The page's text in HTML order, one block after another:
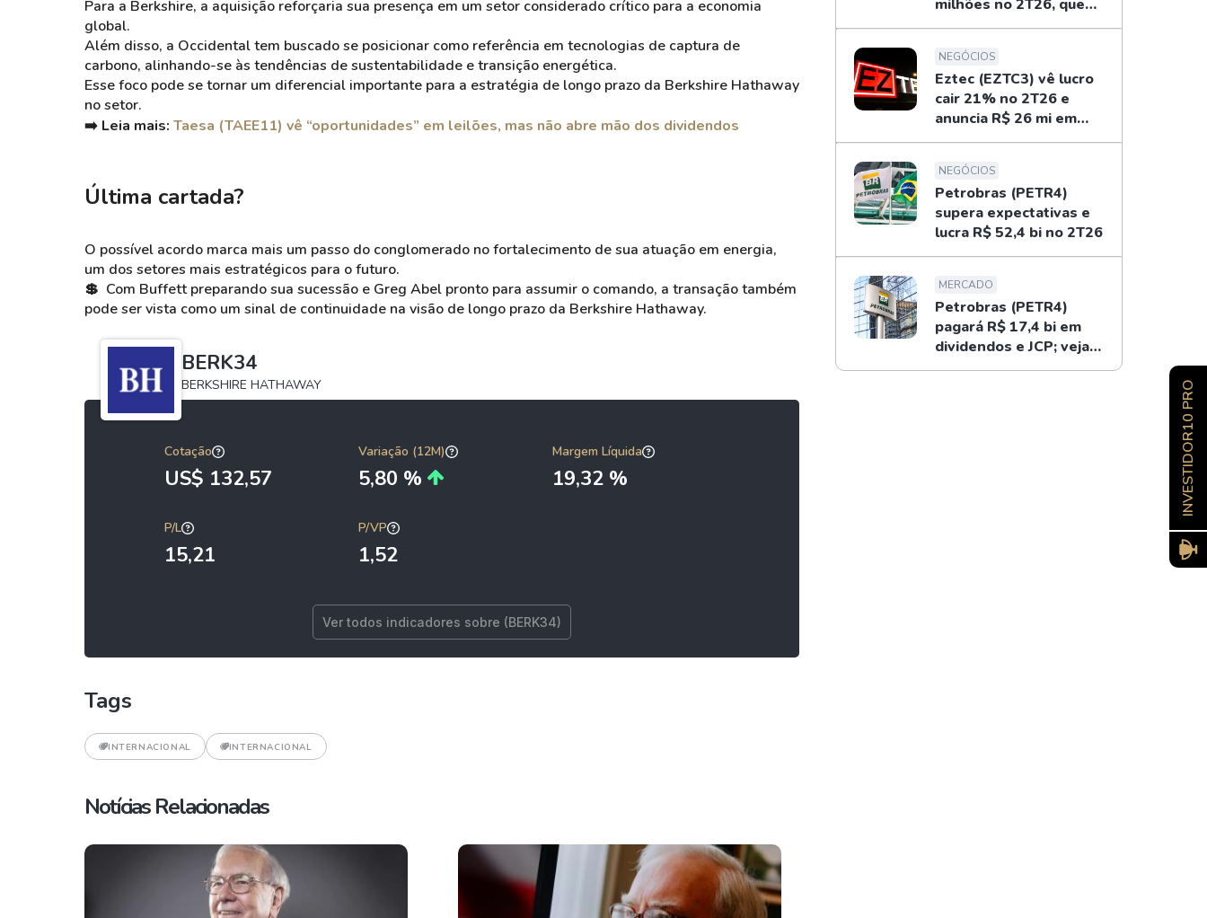
Para a Berkshire, a aquisição reforçaria sua presença em um setor considerado crítico para a economia
global.
Além disso, a Occidental tem buscado se posicionar como referência em tecnologias de captura de
carbono, alinhando-se às tendências de sustentabilidade e transição energética.
Esse foco pode se tornar um diferencial importante para a estratégia de longo prazo da Berkshire Hathaway
no setor.
➡️ Leia mais: Taesa (TAEE11) vê “oportunidades” em leilões, mas não abre mão dos dividendos
Última cartada?
O possível acordo marca mais um passo do conglomerado no fortalecimento de sua atuação em energia,
um dos setores mais estratégicos para o futuro.
💲 Com Buffett preparando sua sucessão e Greg Abel pronto para assumir o comando, a transação também
pode ser vista como um sinal de continuidade na visão de longo prazo da Berkshire Hathaway.
BERK34
BERKSHIRE HATHAWAY
Cotação
US$ 132,57
Variação (12M)
5,80 %
Margem Líquida
19,32 %
P/L
15,21
P/VP
1,52
Ver todos indicadores sobre (BERK34)
Tags
INTERNACIONAL INTERNACIONAL
Notícias Relacionadas
milhões no 2T26, queda
de 33%
NEGÓCIOS
Eztec (EZTC3) vê lucro
cair 21% no 2T26 e
anuncia R$ 26 mi em
dividendos
NEGÓCIOS
Petrobras (PETR4)
supera expectativas e
lucra R$ 52,4 bi no 2T26
MERCADO
Petrobras (PETR4)
pagará R$ 17,4 bi em
dividendos e JCP; veja
como receber
INVESTIDOR10 PRO